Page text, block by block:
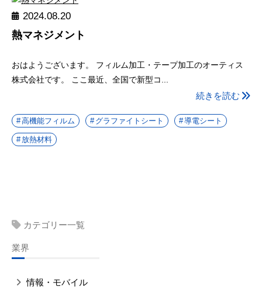
2024.08.20
熱マネジメント
おはようございます。 フィルム加工・テープ加工のオーティス
株式会社です。 ここ最近、全国で新型コ...
続きを読む
高機能フィルム グラファイトシート 導電シート
放熱材料
カテゴリー一覧
業界
情報・モバイル